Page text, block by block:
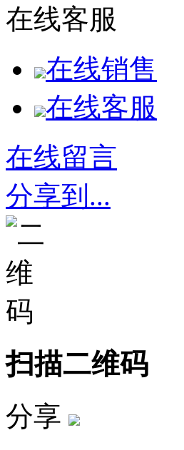
在线客服
在线销售
在线客服
在线留言
分享到...
扫描二维码
分享